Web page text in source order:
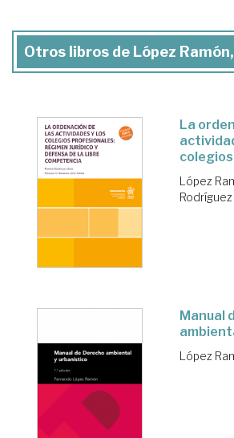
Otros libros de López
La
López
Manual
López